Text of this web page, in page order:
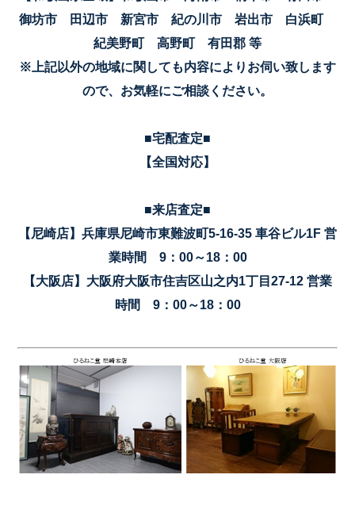
御坊市 田辺市 新宮市 紀の川市 岩出市 白浜町
紀美野町 高野町 有田郡 等
※上記以外の地域に関しても内容によりお伺い致します
ので、お気軽にご相談ください。
■宅配査定■
【全国対応】
■来店査定■
【尼崎店】兵庫県尼崎市東難波町5-16-35 車谷ビル1F 営
業時間 9：00～18：00
【大阪店】大阪府大阪市住吉区山之内1丁目27-12 営業
時間 9：00～18：00